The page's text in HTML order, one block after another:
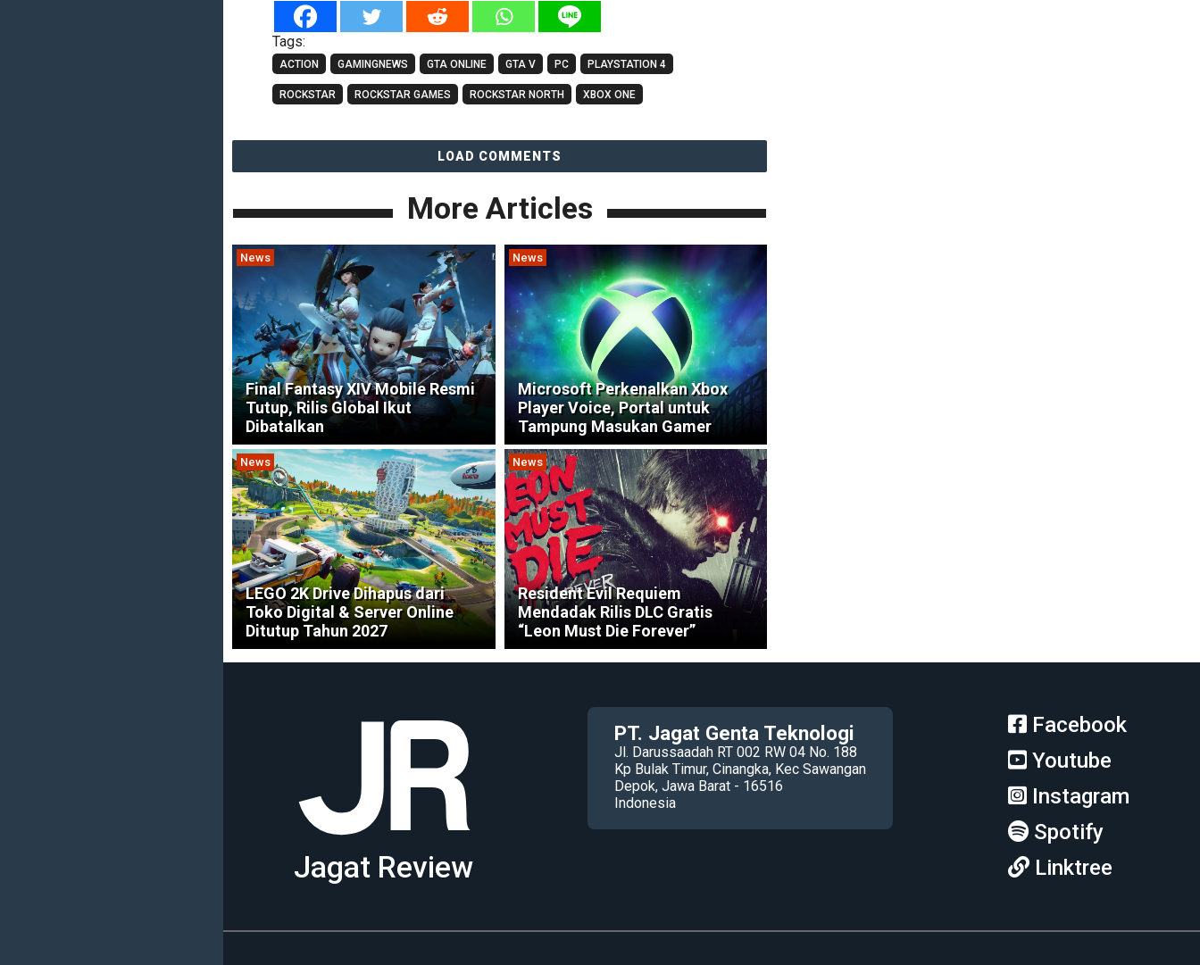
Tags:
ACTION GAMINGNEWS GTA ONLINE GTA V PC PLAYSTATION 4
ROCKSTAR ROCKSTAR GAMES ROCKSTAR NORTH XBOX ONE
LOAD COMMENTS
More Articles
News
Final Fantasy XIV Mobile Resmi
Tutup, Rilis Global Ikut
Dibatalkan
News
Microsoft Perkenalkan Xbox
Player Voice, Portal untuk
Tampung Masukan Gamer
News
LEGO 2K Drive Dihapus dari
Toko Digital & Server Online
Ditutup Tahun 2027
News
Resident Evil Requiem
Mendadak Rilis DLC Gratis
“Leon Must Die Forever”
Jagat Review
PT. Jagat Genta Teknologi
Jl. Darussaadah RT 002 RW 04 No. 188
Kp Bulak Timur, Cinangka, Kec Sawangan
Depok, Jawa Barat - 16516
Indonesia
Facebook
Youtube
Instagram
Spotify
Linktree